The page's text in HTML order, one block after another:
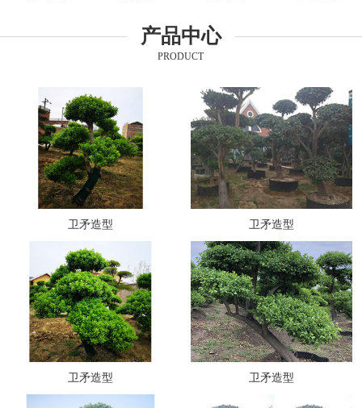
产品中心
PRODUCT
卫矛造型 卫矛造型
卫矛造型 卫矛造型